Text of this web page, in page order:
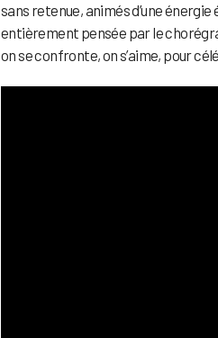
sans retenue, animés d’une
entièrement pensée par le
on se confronte, on s’aime, pour